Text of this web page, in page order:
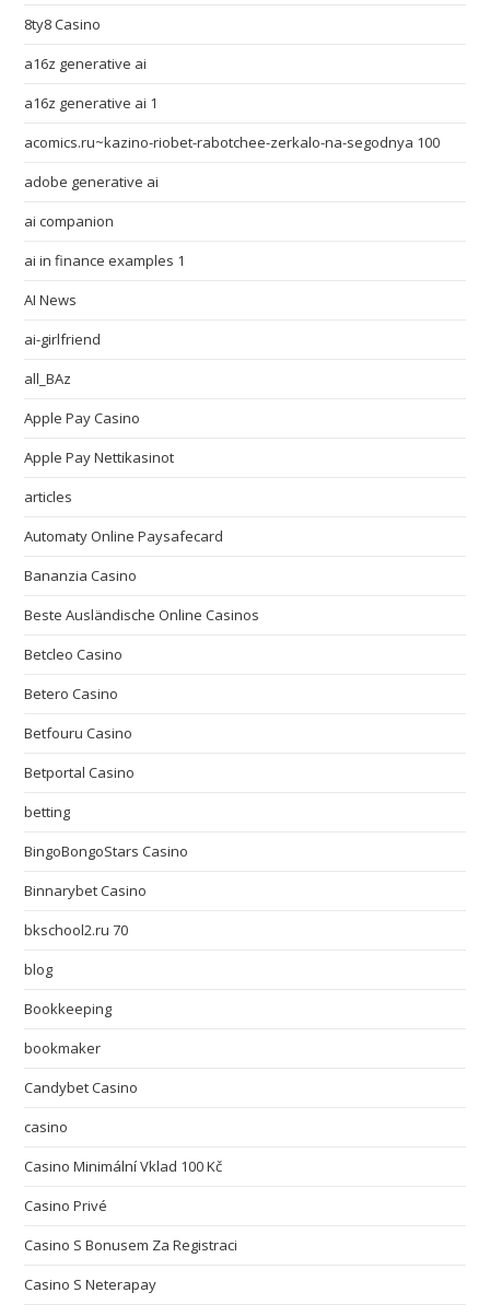
8ty8 Casino
a16z generative ai
a16z generative ai 1
acomics.ru~kazino-riobet-rabotchee-zerkalo-na-segodnya 100
adobe generative ai
ai companion
ai in finance examples 1
AI News
ai-girlfriend
all_BAz
Apple Pay Casino
Apple Pay Nettikasinot
articles
Automaty Online Paysafecard
Bananzia Casino
Beste Ausländische Online Casinos
Betcleo Casino
Betero Casino
Betfouru Casino
Betportal Casino
betting
BingoBongoStars Casino
Binnarybet Casino
bkschool2.ru 70
blog
Bookkeeping
bookmaker
Candybet Casino
casino
Casino Minimální Vklad 100 Kč
Casino Privé
Casino S Bonusem Za Registraci
Casino S Neterapay